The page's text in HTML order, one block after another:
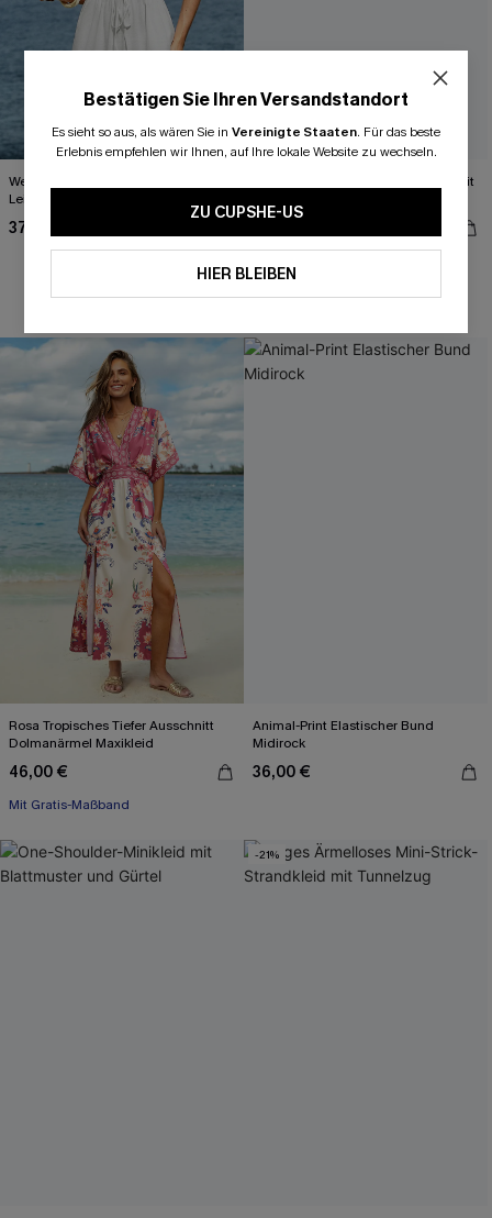
Weißes V-Ausschnitt Kurzarm
Leichtes Mini-Strandkleid
37,00 €
Schwarzes Ärmelloses Maxikleid mit
High waist
Rosa Tropisches Tiefer Ausschnitt
Dolmanärmel Maxikleid
46,00 €
Mit Gratis-Maßband
X-Shape
Animal-Print Elastischer Bund
Midirock
36,00 €
-21%
Bestätigen Sie Ihren Versandstandort
Es sieht so aus, als wären Sie in Vereinigte Staaten. Für das beste
Erlebnis empfehlen wir Ihnen, auf Ihre lokale Website zu wechseln.
ZU CUPSHE-US
HIER BLEIBEN